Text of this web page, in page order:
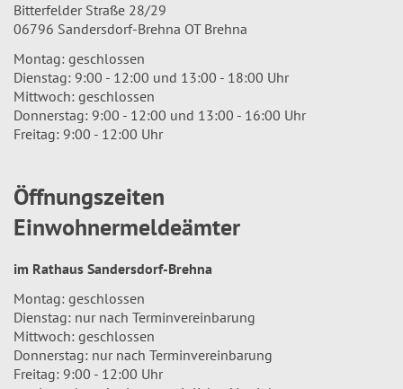
Bitterfelder Straße 28/29
06796 Sandersdorf-Brehna OT Brehna
Montag: geschlossen
Dienstag: 9:00 - 12:00 und 13:00 - 18:00 Uhr
Mittwoch: geschlossen
Donnerstag: 9:00 - 12:00 und 13:00 - 16:00 Uhr
Freitag: 9:00 - 12:00 Uhr
Öffnungszeiten
Einwohnermeldeämter
im Rathaus Sandersdorf-Brehna
Montag: geschlossen
Dienstag: nur nach Terminvereinbarung
Mittwoch: geschlossen
Donnerstag: nur nach Terminvereinbarung
Freitag: 9:00 - 12:00 Uhr